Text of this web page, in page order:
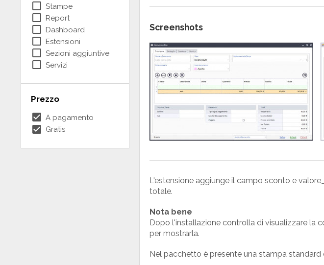
check_box_outline_blank Stampe
check_box_outline_blank Report
check_box_outline_blank Dashboard
check_box_outline_blank Estensioni
check_box_outline_blank Sezioni aggiuntive
check_box_outline_blank Servizi
Prezzo
check_box A pagamento
check_box Gratis
Screenshots
L'estensione aggiunge il campo sconto e
totale.
Nota bene
Dopo l'installazione controlla di visualizzare la
per mostrarla.
Nel pacchetto è presente una stampa